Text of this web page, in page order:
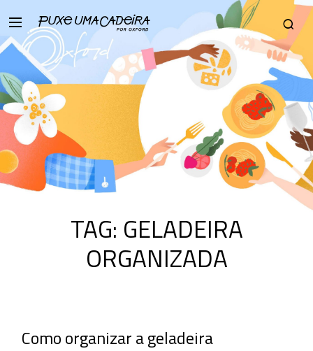
TAG: GELADEIRA
ORGANIZADA
Como organizar a geladeira